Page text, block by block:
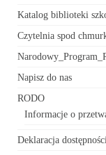
Katalog biblioteki
Czytelnia spod
Napisz do nas
RODO
Informacje o
Deklaracja